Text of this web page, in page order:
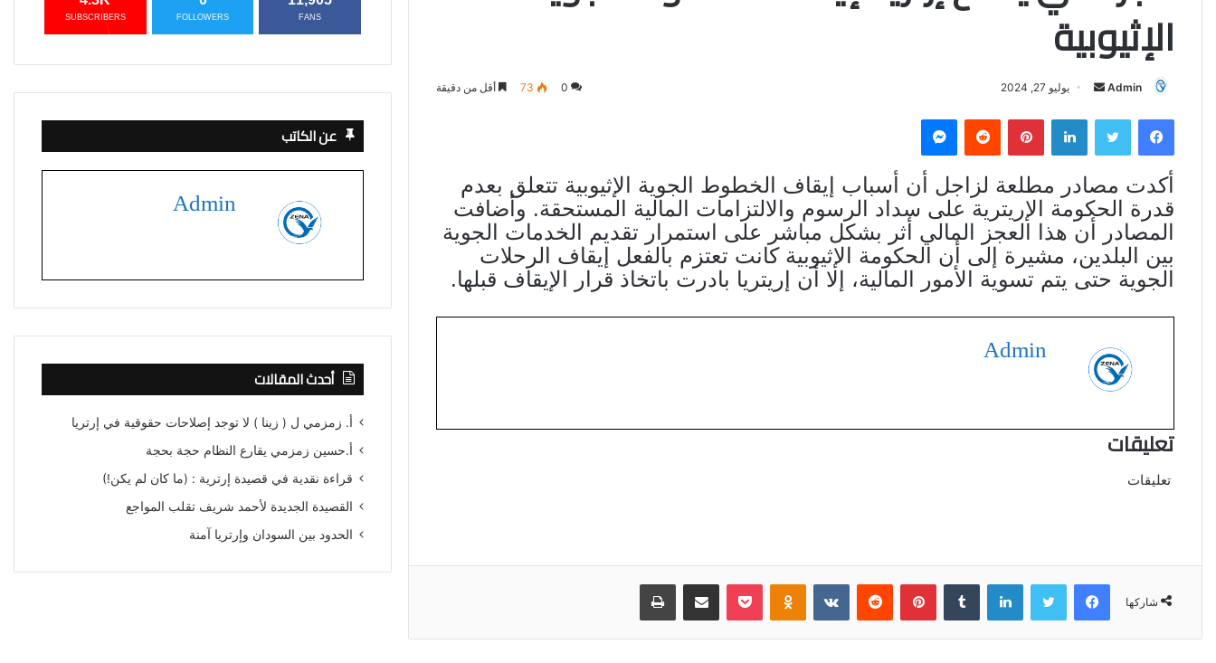
الإثيوبية
Admin
ل
ر
ي
د
ا
إ
ر
ي
يوليو 27, 2024 0
73 أقل من دقيقة
فيسبوك لينكدإن بينتيريست
أكدت مصادر مطلعة لزاجل أن أسباب إيقاف الخطوط الجوية الإثيوبية تتعلق بعدم
قدرة الحكومة الإريترية على سداد الرسوم والالتزامات المالية المستحقة. وأضافت
المصادر أن هذا العجز المالي أثر بشكل مباشر على استمرار تقديم الخدمات الجوية
بين البلدين، مشيرة إلى أن الحكومة الإثيوبية كانت تعتزم بالفعل إيقاف الرحلات
الجوية حتى يتم تسوية الأمور المالية، إلا أن إريتريا بادرت باتخاذ قرار الإيقاف قبلها.
Admin
تعليقات
تعليقات
شاركها
فيسبوك لينكدإن بينتيريست بوكيت
FANS
FOLLOWERS
SUBSCRIBERS
عن الكاتب
Admin
أحدث المقالات
أ. زمزمي ل ( زينا ) لا توجد إصلاحات حقوقية في إرتريا
أ.حسين زمزمي يقارع النظام حجة بحجة
قراءة نقدية في قصيدة إرترية : (ما كان لم يكن!)
القصيدة الجديدة لأحمد شريف تقلب المواجع
الحدود بين السودان وإرتريا آمنة